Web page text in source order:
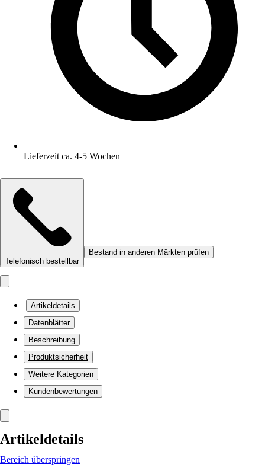
Lieferzeit ca. 4-5 Wochen
Telefonisch bestellbar
Bestand in anderen Märkten prüfen
Artikeldetails
Datenblätter
Beschreibung
Produktsicherheit
Weitere Kategorien
Kundenbewertungen
Artikeldetails
Bereich überspringen